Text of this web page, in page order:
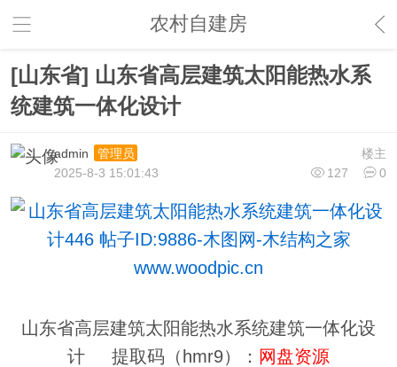
农村自建房
[山东省] 山东省高层建筑太阳能热水系
统建筑一体化设计
楼主
admin
管理员
127
0
2025-8-3 15:01:43
山东省高层建筑太阳能热水系统建筑一体化设
计 提取码（hmr9）： 网盘资源